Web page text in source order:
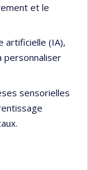
et le
artificielle (IA),
personnaliser
sensorielles